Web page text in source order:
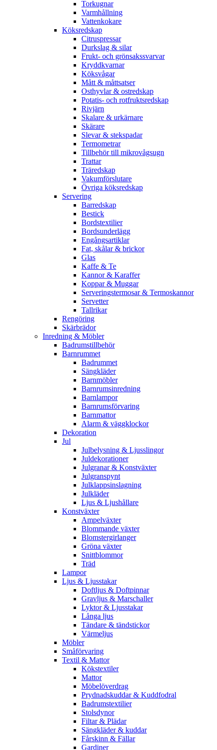
Torkugnar
Varmhållning
Vattenkokare
Köksredskap
Citruspressar
Durkslag & silar
Frukt- och grönsakssvarvar
Kryddkvarnar
Köksvågar
Mått & måttsatser
Osthyvlar & ostredskap
Potatis- och rotfruktsredskap
Rivjärn
Skalare & urkärnare
Skärare
Slevar & stekspadar
Termometrar
Tillbehör till mikrovågsugn
Trattar
Träredskap
Vakumförslutare
Övriga köksredskap
Servering
Barredskap
Bestick
Bordstextilier
Bordsunderlägg
Engångsartiklar
Fat, skålar & brickor
Glas
Kaffe & Te
Kannor & Karaffer
Koppar & Muggar
Serveringstermosar & Termoskannor
Servetter
Tallrikar
Rengöring
Skärbrädor
Inredning & Möbler
Badrumstillbehör
Barnrummet
Badrummet
Sängkläder
Barnmöbler
Barnrumsinredning
Barnlampor
Barnrumsförvaring
Barnmattor
Alarm & väggklockor
Dekoration
Jul
Julbelysning & Ljusslingor
Juldekorationer
Julgranar & Konstväxter
Julgranspynt
Julklappsinslagning
Julkläder
Ljus & Ljushållare
Konstväxter
Ampelväxter
Blommande växter
Blomstergirlanger
Gröna växter
Snittblommor
Träd
Lampor
Ljus & Ljusstakar
Doftljus & Doftpinnar
Gravljus & Marschaller
Lyktor & Ljusstakar
Långa ljus
Tändare & tändstickor
Värmeljus
Möbler
Småförvaring
Textil & Mattor
Kökstextiler
Mattor
Möbelöverdrag
Prydnadskuddar & Kuddfodral
Badrumstextilier
Stolsdynor
Filtar & Plädar
Sängkläder & kuddar
Fårskinn & Fällar
Gardiner